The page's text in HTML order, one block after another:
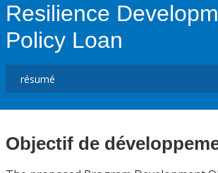
Resilience
Policy Loan
Objectif de